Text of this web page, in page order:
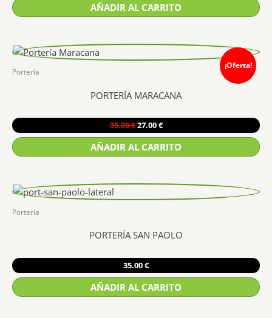
AÑADIR AL CARRITO
¡Oferta!
Portería
PORTERÍA MARACANA
35.00€El
precio
original
era:
27.00€El
precio
actual
es:
AÑADIR AL CARRITO
Portería
PORTERÍA SAN PAOLO
35.00€
AÑADIR AL CARRITO